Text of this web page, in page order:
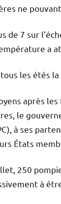
ne
de 7 sur
a
les étés
après
le
à ses
États
250
à